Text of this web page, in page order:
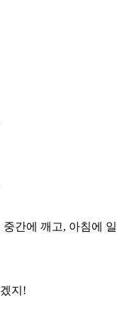
중간에 깨고, 아침에
지!